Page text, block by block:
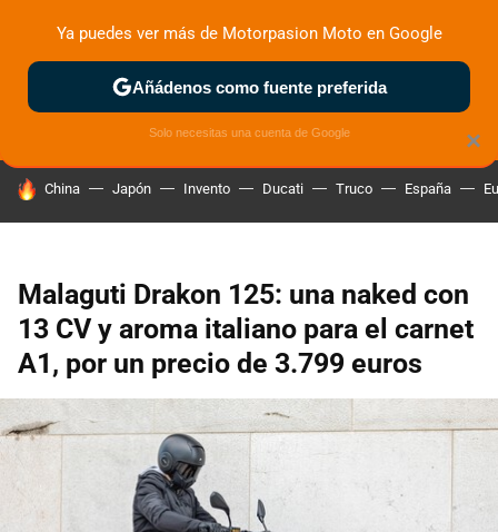
ZONA DE PRUEBAS DEPORTIVAS MOTOS ELÉCTRICAS
HOY SE HABLA DE
China Japón Invento Ducati Truco España
Malaguti Drakon 125: una naked con
13 CV y aroma italiano para el carnet
A1, por un precio de 3.799 euros
×
Ya puedes ver más de Motorpasion Moto en Google
Añádenos como fuente preferida
Solo necesitas una cuenta de Google